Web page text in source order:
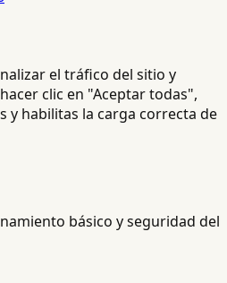
el tráfico del sitio y
clic en "Aceptar todas",
y habilitas la carga correcta de
básico y seguridad del